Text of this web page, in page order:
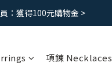
台灣滿 1500 ，港澳滿2500
台灣滿 1500 ，港澳滿2500
項鍊 Necklaces